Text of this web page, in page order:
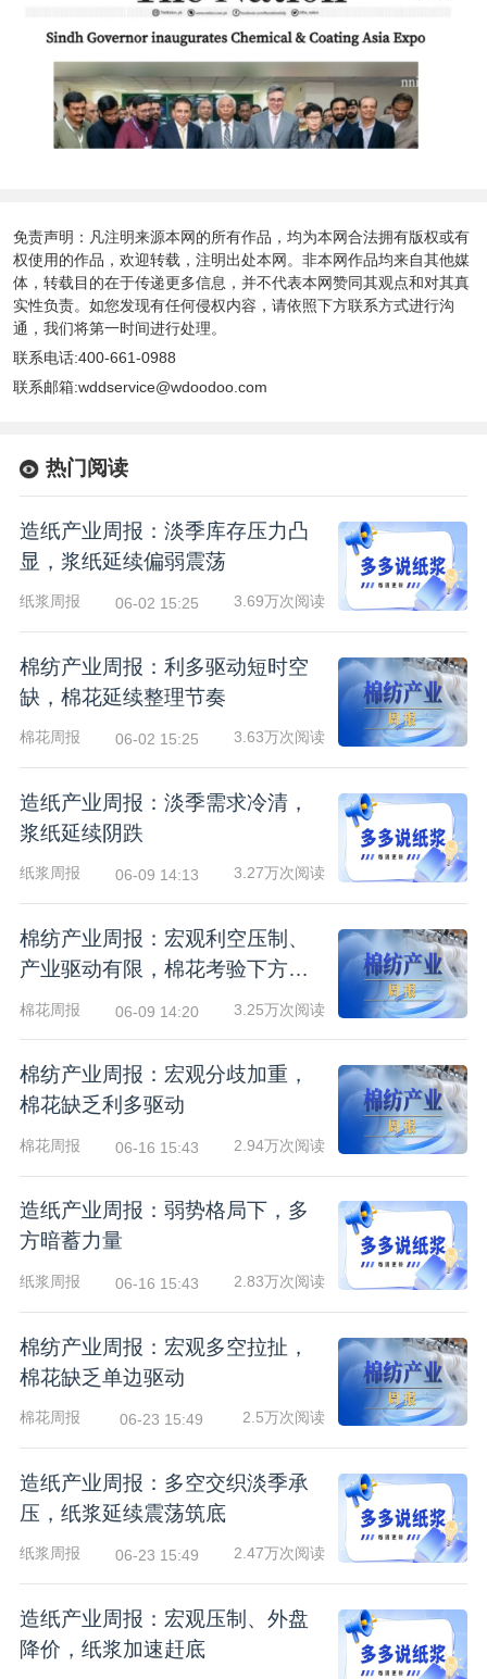
免责声明：凡注明来源本网的所有作品，均为本网合法拥有版权或有
权使用的作品，欢迎转载，注明出处本网。非本网作品均来自其他媒
体，转载目的在于传递更多信息，并不代表本网赞同其观点和对其真
实性负责。如您发现有任何侵权内容，请依照下方联系方式进行沟
通，我们将第一时间进行处理。
联系电话:400-661-0988
联系邮箱:wddservice@wdoodoo.com
热门阅读
造纸产业周报：淡季库存压力凸
显，浆纸延续偏弱震荡
纸浆周报 06-02 15:25 3.69万次阅读
棉纺产业周报：利多驱动短时空
缺，棉花延续整理节奏
棉花周报 06-02 15:25 3.63万次阅读
造纸产业周报：淡季需求冷清，
浆纸延续阴跌
纸浆周报 06-09 14:13 3.27万次阅读
棉纺产业周报：宏观利空压制、
产业驱动有限，棉花考验下方支
撑
棉花周报 06-09 14:20 3.25万次阅读
棉纺产业周报：宏观分歧加重，
棉花缺乏利多驱动
棉花周报 06-16 15:43 2.94万次阅读
造纸产业周报：弱势格局下，多
方暗蓄力量
纸浆周报 06-16 15:43 2.83万次阅读
棉纺产业周报：宏观多空拉扯，
棉花缺乏单边驱动
棉花周报 06-23 15:49 2.5万次阅读
造纸产业周报：多空交织淡季承
压，纸浆延续震荡筑底
纸浆周报 06-23 15:49 2.47万次阅读
造纸产业周报：宏观压制、外盘
降价，纸浆加速赶底